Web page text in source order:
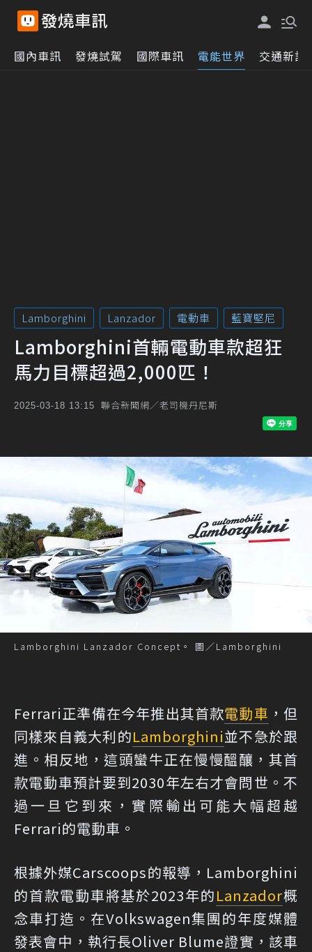
國內車訊 發燒試駕 國際車訊 電能世界 交通新訊
Lamborghini Lanzador 電動車 藍寶堅尼
Lamborghini首輛電動車款超狂
馬力目標超過2,000匹！
2025-03-18 13:15 聯合新聞網／老司機丹尼斯
Lamborghini Lanzador Concept。 圖／Lamborghini
Ferrari正準備在今年推出其首款電動車 ，但
同樣來自義大利的Lamborghini並不急於跟
進。相反地，這頭蠻牛正在慢慢醞釀，其首
款電動車預計要到2030年左右才會問世。不
過一旦它到來，實際輸出可能大幅超越
Ferrari的電動車。
根據外媒Carscoops的報導 ，Lamborghini
的首款電動車將基於2023年的Lanzador概
念車打造。在Volkswagen集團的年度媒體
發表會中，執行長Oliver Blume證實，該車